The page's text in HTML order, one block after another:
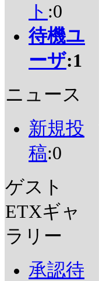
ト :0
待機ユ
ーザ:1
ニュース
新規投
稿:0
ゲスト
ETXギャ
ラリー
承認待